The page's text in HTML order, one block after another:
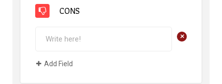
CONS
+
Add Field